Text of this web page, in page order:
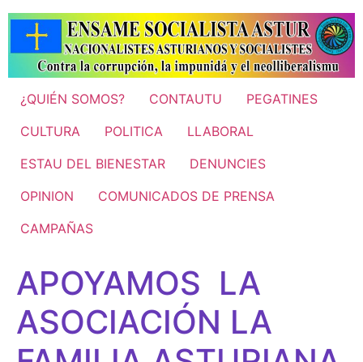
contenido
¿QUIÉN SOMOS? CONTAUTU
PEGATINES
CULTURA
POLITICA
LLABORAL
ESTAU DEL BIENESTAR
DENUNCIES
OPINION
COMUNICADOS DE PRENSA
CAMPAÑAS
APOYAMOS LA
ASOCIACIÓN LA